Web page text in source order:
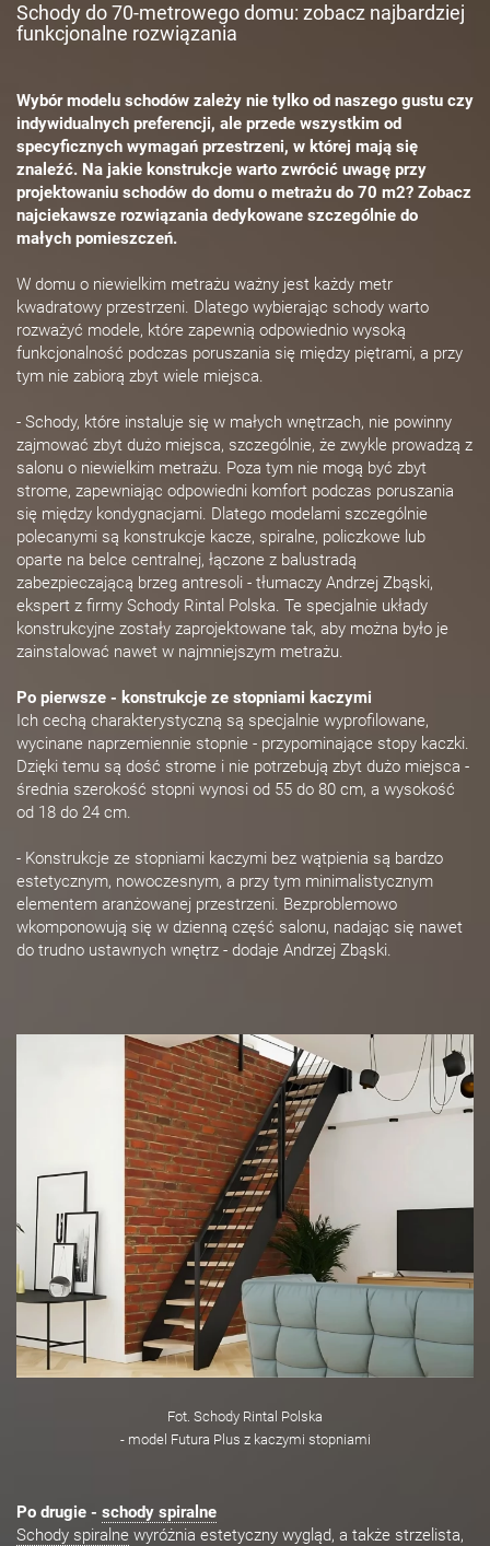
Schody do 70-metrowego domu: zobacz najbardziej
funkcjonalne rozwiązania
Wybór modelu schodów zależy nie tylko od naszego gustu czy
indywidualnych preferencji, ale przede wszystkim od
specyficznych wymagań przestrzeni, w której mają się
znaleźć. Na jakie konstrukcje warto zwrócić uwagę przy
projektowaniu schodów do domu o metrażu do 70 m2? Zobacz
najciekawsze rozwiązania dedykowane szczególnie do
małych pomieszczeń.
W domu o niewielkim metrażu ważny jest każdy metr
kwadratowy przestrzeni. Dlatego wybierając schody warto
rozważyć modele, które zapewnią odpowiednio wysoką
funkcjonalność podczas poruszania się między piętrami, a przy
tym nie zabiorą zbyt wiele miejsca.
- Schody, które instaluje się w małych wnętrzach, nie powinny
zajmować zbyt dużo miejsca, szczególnie, że zwykle prowadzą z
salonu o niewielkim metrażu. Poza tym nie mogą być zbyt
strome, zapewniając odpowiedni komfort podczas poruszania
się między kondygnacjami. Dlatego modelami szczególnie
polecanymi są konstrukcje kacze, spiralne, policzkowe lub
oparte na belce centralnej, łączone z balustradą
zabezpieczającą brzeg antresoli - tłumaczy Andrzej Zbąski,
ekspert z firmy Schody Rintal Polska. Te specjalnie układy
konstrukcyjne zostały zaprojektowane tak, aby można było je
zainstalować nawet w najmniejszym metrażu.
Po pierwsze - konstrukcje ze stopniami kaczymi
Ich cechą charakterystyczną są specjalnie wyprofilowane,
wycinane naprzemiennie stopnie - przypominające stopy kaczki.
Dzięki temu są dość strome i nie potrzebują zbyt dużo miejsca -
średnia szerokość stopni wynosi od 55 do 80 cm, a wysokość
od 18 do 24 cm.
- Konstrukcje ze stopniami kaczymi bez wątpienia są bardzo
estetycznym, nowoczesnym, a przy tym minimalistycznym
elementem aranżowanej przestrzeni. Bezproblemowo
wkomponowują się w dzienną część salonu, nadając się nawet
do trudno ustawnych wnętrz - dodaje Andrzej Zbąski.
Fot. Schody Rintal Polska
- model Futura Plus z kaczymi stopniami
Po drugie - schody spiralne
Schody spiralne wyróżnia estetyczny wygląd, a także strzelista,